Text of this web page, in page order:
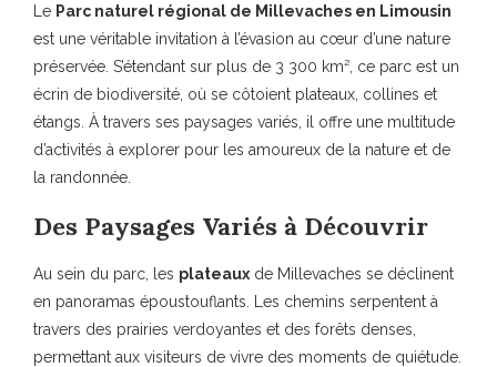
Le Parc naturel régional de Millevaches en Limousin
est une véritable invitation à l’évasion au cœur d’une nature
préservée. S’étendant sur plus de 3 300 km², ce parc est un
écrin de biodiversité, où se côtoient plateaux, collines et
étangs. À travers ses paysages variés, il offre une multitude
d’activités à explorer pour les amoureux de la nature et de
la randonnée.
Des Paysages Variés à Découvrir
Au sein du parc, les plateaux de Millevaches se déclinent
en panoramas époustouflants. Les chemins serpentent à
travers des prairies verdoyantes et des forêts denses,
permettant aux visiteurs de vivre des moments de quiétude.